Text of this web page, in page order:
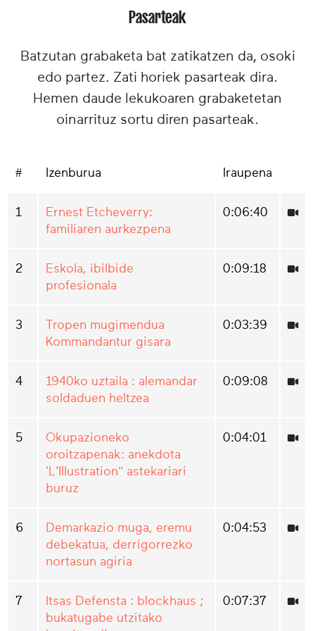
Pasarteak
Batzutan grabaketa bat zatikatzen da, osoki
edo partez. Zati horiek pasarteak dira.
Hemen daude lekukoaren grabaketetan
oinarrituz sortu diren pasarteak.
# Izenburua Iraupena
1
Ernest Etcheverry:
familiaren aurkezpena
0:06:40
2
Eskola, ibilbide
profesionala
0:09:18
3
Tropen mugimendua
Kommandantur gisara
0:03:39
4
1940ko uztaila : alemandar
soldaduen heltzea
0:09:08
5
Okupazioneko
oroitzapenak: anekdota
'L'Illustration" astekariari
buruz
0:04:01
6
Demarkazio muga, eremu
debekatua, derrigorrezko
nortasun agiria
0:04:53
7
Itsas Defensta : blockhaus ;
bukatugabe utzitako
0:07:37